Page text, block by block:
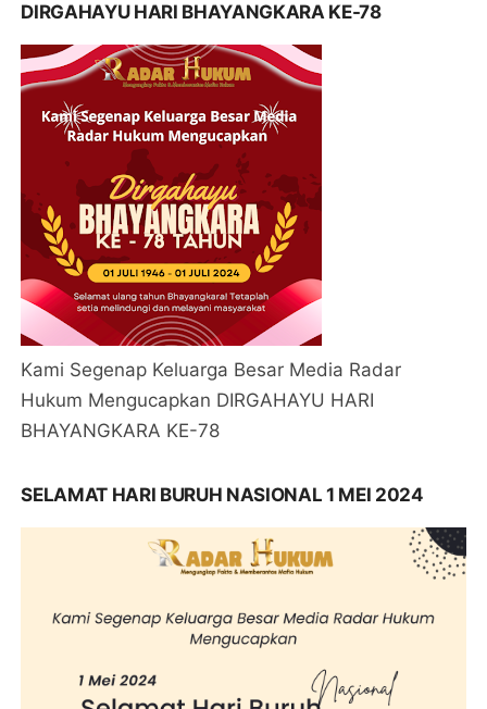
DIRGAHAYU HARI BHAYANGKARA KE-78
Kami Segenap Keluarga Besar Media Radar
Hukum Mengucapkan DIRGAHAYU HARI
BHAYANGKARA KE-78
SELAMAT HARI BURUH NASIONAL 1 MEI 2024